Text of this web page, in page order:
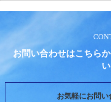
お問い合わせはこちら
い
お気軽にお問い